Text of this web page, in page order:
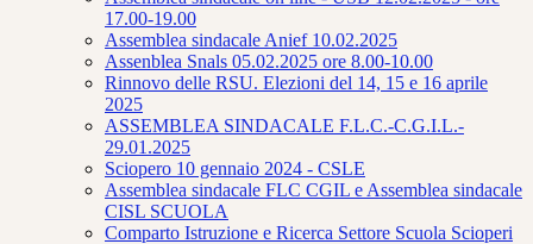
17.00-19.00
Assemblea sindacale Anief 10.02.2025
Assenblea Snals 05.02.2025 ore 8.00-10.00
Rinnovo delle RSU. Elezioni del 14, 15 e 16 aprile
2025
ASSEMBLEA SINDACALE F.L.C.-C.G.I.L.-
29.01.2025
Sciopero 10 gennaio 2024 - CSLE
Assemblea sindacale FLC CGIL e Assemblea sindacale
CISL SCUOLA
Comparto Istruzione e Ricerca Settore Scuola Scioperi